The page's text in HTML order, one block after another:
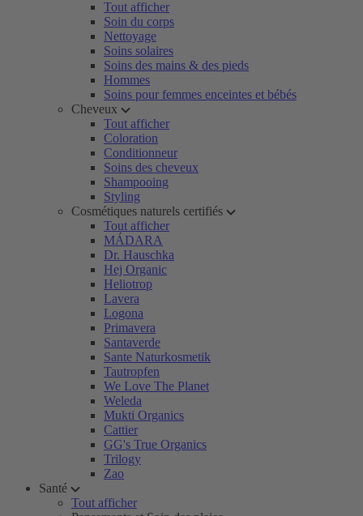
Tout afficher
Soin du corps
Nettoyage
Soins solaires
Soins des mains & des pieds
Hommes
Soins pour femmes enceintes et bébés
Cheveux
Tout afficher
Coloration
Conditionneur
Soins des cheveux
Shampooing
Styling
Cosmétiques naturels certifiés
Tout afficher
MÁDARA
Dr. Hauschka
Hej Organic
Heliotrop
Lavera
Logona
Primavera
Santaverde
Sante Naturkosmetik
Tautropfen
We Love The Planet
Weleda
Mukti Organics
Cattier
GG's True Organics
Trilogy
Zao
Santé
Tout afficher